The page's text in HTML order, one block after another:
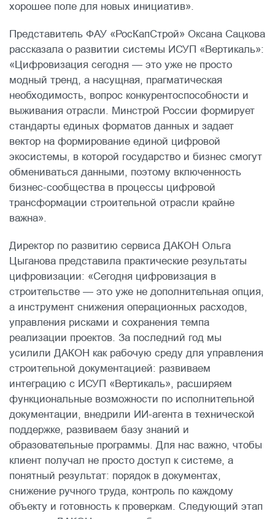
хорошее поле для новых инициатив».
Представитель ФАУ «РосКапСтрой» Оксана Сацкова
рассказала о развитии системы ИСУП «Вертикаль»:
«Цифровизация сегодня — это уже не просто
модный тренд, а насущная, прагматическая
необходимость, вопрос конкурентоспособности и
выживания отрасли. Минстрой России формирует
стандарты единых форматов данных и задает
вектор на формирование единой цифровой
экосистемы, в которой государство и бизнес смогут
обмениваться данными, поэтому включенность
бизнес-сообщества в процессы цифровой
трансформации строительной отрасли крайне
важна».
Директор по развитию сервиса ДАКОН Ольга
Цыганова представила практические результаты
цифровизации: «Сегодня цифровизация в
строительстве — это уже не дополнительная опция,
а инструмент снижения операционных расходов,
управления рисками и сохранения темпа
реализации проектов. За последний год мы
усилили ДАКОН как рабочую среду для управления
строительной документацией: развиваем
интеграцию с ИСУП «Вертикаль», расширяем
функциональные возможности по исполнительной
документации, внедрили ИИ-агента в технической
поддержке, развиваем базу знаний и
образовательные программы. Для нас важно, чтобы
клиент получал не просто доступ к системе, а
понятный результат: порядок в документах,
снижение ручного труда, контроль по каждому
объекту и готовность к проверкам. Следующий этап